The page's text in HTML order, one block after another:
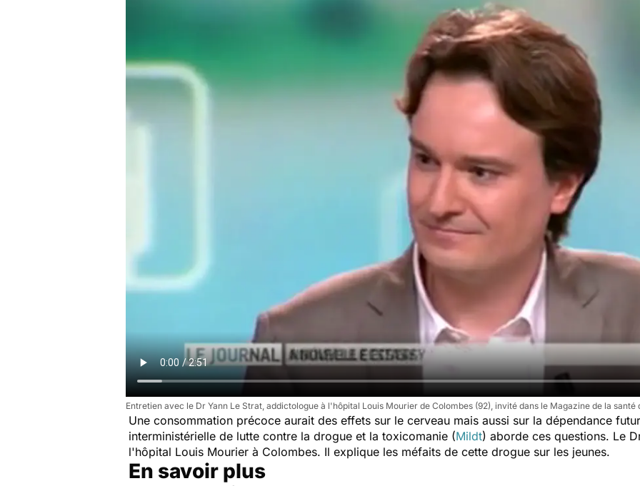
Entretien avec le Dr Yann Le Strat, addictologue à l'hôpital Louis Mourier de Colombes (92), invité dans le Magazine de la santé
Une consommation précoce aurait des effets sur le cerveau mais aussi sur la dépendance
interministérielle de lutte contre la drogue et la toxicomanie (Mildt) aborde ces questions. Le
l'hôpital Louis Mourier à Colombes. Il explique les méfaits de cette drogue sur les jeunes.
En savoir plus